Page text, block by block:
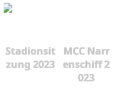
Stadionsit
zung 2023
MCC Narr
enschiff 2
023